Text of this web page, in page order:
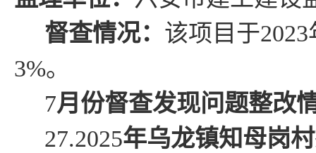
督查情况： 该项目于2023
3%。
7月份督查发现问题整改
27.2025年乌龙镇知母岗